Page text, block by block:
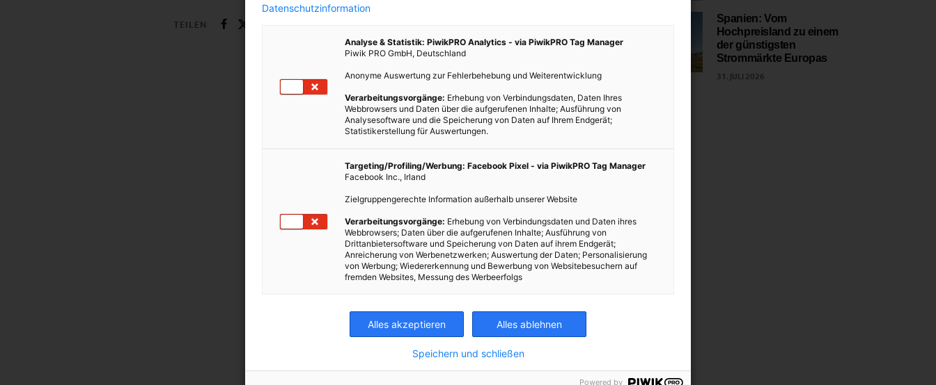
TEILEN
ERNÄHRUNG
Spanien: Vom
Hochpreisland zu einem
der günstigsten
Strommärkte Europas
31. JULI 2026
Datenschutzinformation
Analyse & Statistik: PiwikPRO Analytics - via PiwikPRO Tag Manager
Piwik PRO GmbH, Deutschland
Anonyme Auswertung zur Fehlerbehebung und Weiterentwicklung
Verarbeitungsvorgänge: Erhebung von Verbindungsdaten, Daten Ihres
Webbrowsers und Daten über die aufgerufenen Inhalte; Ausführung von
Analysesoftware und die Speicherung von Daten auf Ihrem Endgerät;
Statistikerstellung für Auswertungen.
Targeting/Profiling/Werbung: Facebook Pixel - via PiwikPRO Tag Manager
Facebook Inc., Irland
Zielgruppengerechte Information außerhalb unserer Website
Verarbeitungsvorgänge: Erhebung von Verbindungsdaten und Daten ihres
Webbrowsers; Daten über die aufgerufenen Inhalte; Ausführung von
Drittanbietersoftware und Speicherung von Daten auf ihrem Endgerät;
Anreicherung von Werbenetzwerken; Auswertung der Daten; Personalisierung
von Werbung; Wiedererkennung und Bewerbung von Websitebesuchern auf
fremden Websites, Messung des Werbeerfolgs
Alles akzeptieren Alles ablehnen
Speichern und schließen
Powered by